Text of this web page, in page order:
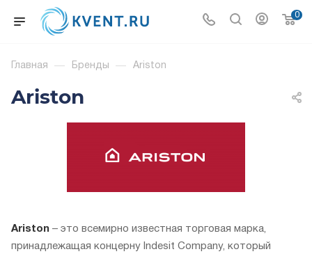
0
Главная — Бренды — Ariston
Ariston
Ariston – это всемирно известная торговая марка,
принадлежащая концерну Indesit Company, который